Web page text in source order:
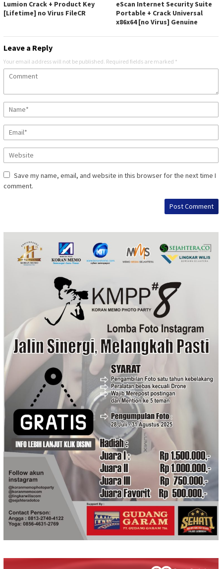
Lumion Crack + Product Key
[Lifetime] no Virus FileCR
eScan Internet Security Suite
Portable + Crack Universal
x86x64 [no Virus] Genuine
Leave a Reply
Your email address will not be published. Required fields are marked *
Save my name, email, and website in this browser for the next time I
comment.